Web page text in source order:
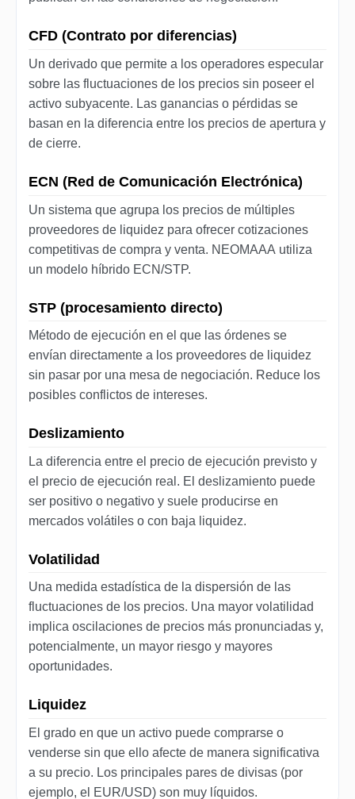
CFD (Contrato por diferencias)
Un derivado que permite a los operadores especular
sobre las fluctuaciones de los precios sin poseer el
activo subyacente. Las ganancias o pérdidas se
basan en la diferencia entre los precios de apertura y
de cierre.
ECN (Red de Comunicación Electrónica)
Un sistema que agrupa los precios de múltiples
proveedores de liquidez para ofrecer cotizaciones
competitivas de compra y venta. NEOMAAA utiliza
un modelo híbrido ECN/STP.
STP (procesamiento directo)
Método de ejecución en el que las órdenes se
envían directamente a los proveedores de liquidez
sin pasar por una mesa de negociación. Reduce los
posibles conflictos de intereses.
Deslizamiento
La diferencia entre el precio de ejecución previsto y
el precio de ejecución real. El deslizamiento puede
ser positivo o negativo y suele producirse en
mercados volátiles o con baja liquidez.
Volatilidad
Una medida estadística de la dispersión de las
fluctuaciones de los precios. Una mayor volatilidad
implica oscilaciones de precios más pronunciadas y,
potencialmente, un mayor riesgo y mayores
oportunidades.
Liquidez
El grado en que un activo puede comprarse o
venderse sin que ello afecte de manera significativa
a su precio. Los principales pares de divisas (por
ejemplo, el EUR/USD) son muy líquidos.